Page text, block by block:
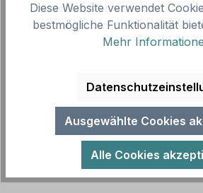
Vorlagenummer:
HW-TS-45
Betriebsschild Achtung - Hier gilt
Kondompflicht. Textschilder sind
reinen Textinhalten…Mehr
Diese Website verwendet
bestmögliche Funktionalität
Mehr
Ausgewählte Cookies
Alle Cookies